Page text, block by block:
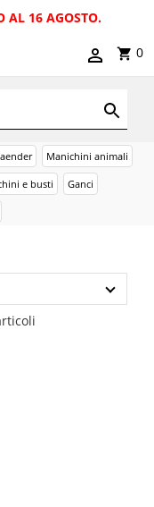
AL 16 AGOSTO.
0
Manichini animali
e busti Ganci